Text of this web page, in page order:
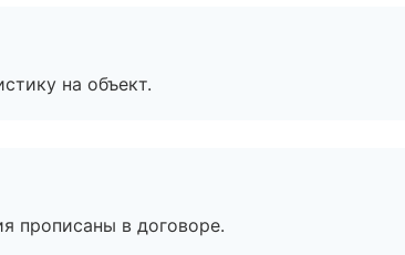
на объект.
прописаны в договоре.